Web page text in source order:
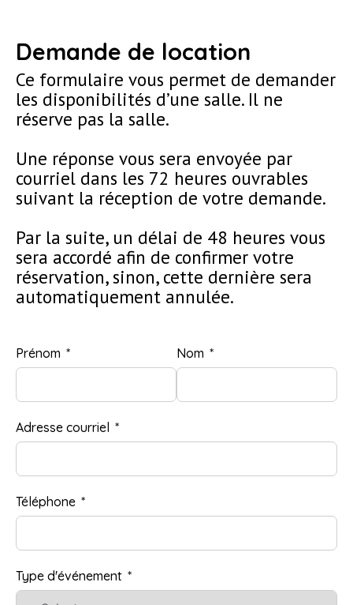
Demande de location
Ce formulaire vous permet de demander
les disponibilités d’une salle. Il ne
réserve pas la salle.
Une réponse vous sera envoyée par
courriel dans les 72 heures ouvrables
suivant la réception de votre demande.
Par la suite, un délai de 48 heures vous
sera accordé afin de confirmer votre
réservation, sinon, cette dernière sera
automatiquement annulée.
Prénom Nom
Adresse courriel
Téléphone
Type d'événement